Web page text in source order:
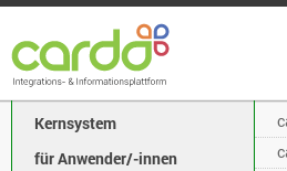
Kernsystem
für Anwender/-innen